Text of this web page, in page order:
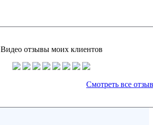
Видео отзывы моих клиентов
Смотреть все